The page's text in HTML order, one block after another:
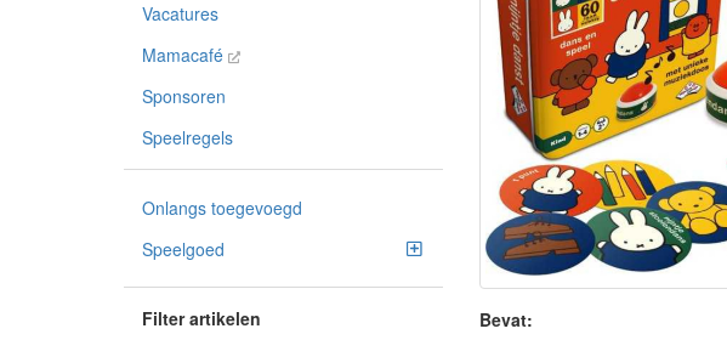
Vacatures
Mamacafé
Sponsoren
Speelregels
Onlangs toegevoegd
Speelgoed
Filter artikelen
Bevat: